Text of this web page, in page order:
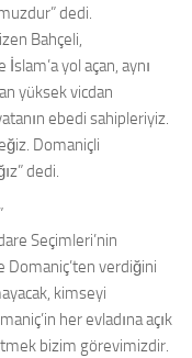
dedi.
Bahçeli,
yol açan, aynı
yüksek vicdan
ebedi sahipleriyiz.
Domaniçli
dedi.
Seçimleri’nin
Domaniç’ten verdiğini
kimseyi
her evladına açık
bizim görevimizdir.